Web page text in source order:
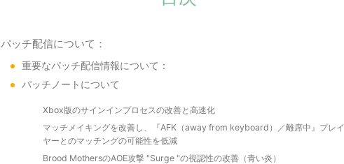
パッチ配信について：
重要なパッチ配信情報について：
パッチノートについて
Xbox版のサインインプロセスの改善と高速化
マッチメイキングを改善し、『AFK（away from keyboard）／離席中』プレイ
ヤーとのマッチングの可能性を低減
Brood MothersのAOE攻撃 "Surge "の視認性の改善（青い炎）